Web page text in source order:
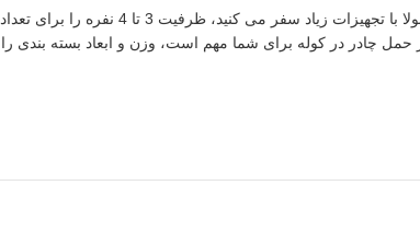
قبل از خرید این چادر، به تعداد نفرات واقعی، حجم
در کوله برای شما مهم است، وزن و ابعاد بسته بندی را